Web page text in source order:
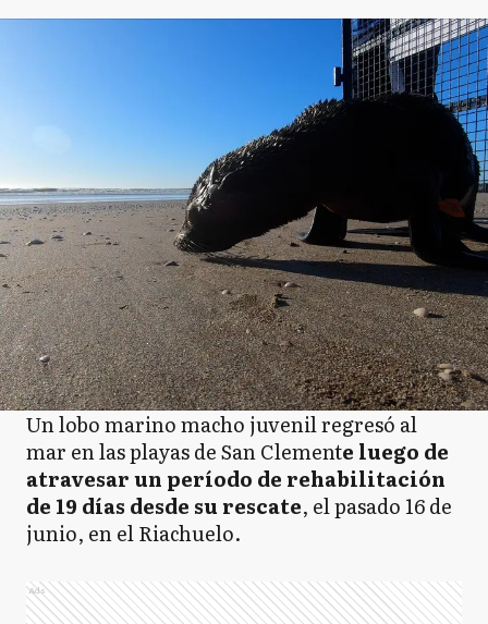
Un lobo marino macho juvenil regresó al
mar en las playas de San Clemente luego de
atravesar un período de rehabilitación
de 19 días desde su rescate, el pasado 16 de
junio, en el Riachuelo.
Ads